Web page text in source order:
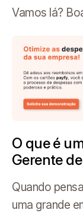
Vamos lá?
O que é
Gerente
Quando
uma grande